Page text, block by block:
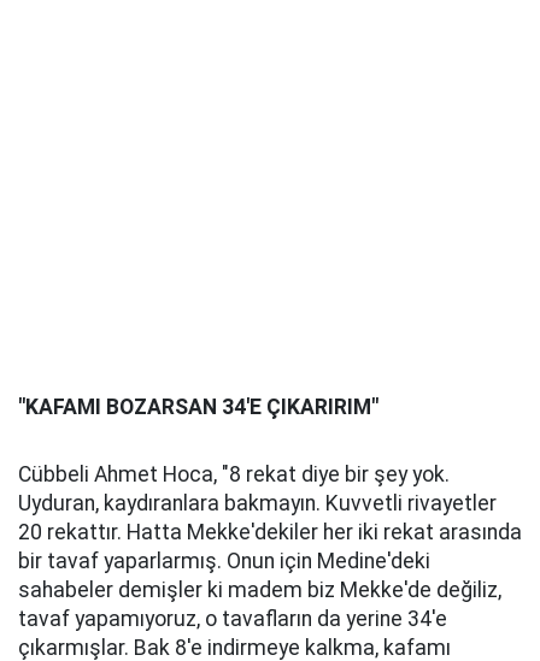
"KAFAMI BOZARSAN 34'E ÇIKARIRIM"
Cübbeli Ahmet Hoca, "8 rekat diye bir şey yok.
Uyduran, kaydıranlara bakmayın. Kuvvetli rivayetler
20 rekattır. Hatta Mekke'dekiler her iki rekat arasında
bir tavaf yaparlarmış. Onun için Medine'deki
sahabeler demişler ki madem biz Mekke'de değiliz,
tavaf yapamıyoruz, o tavafların da yerine 34'e
çıkarmışlar. Bak 8'e indirmeye kalkma, kafamı